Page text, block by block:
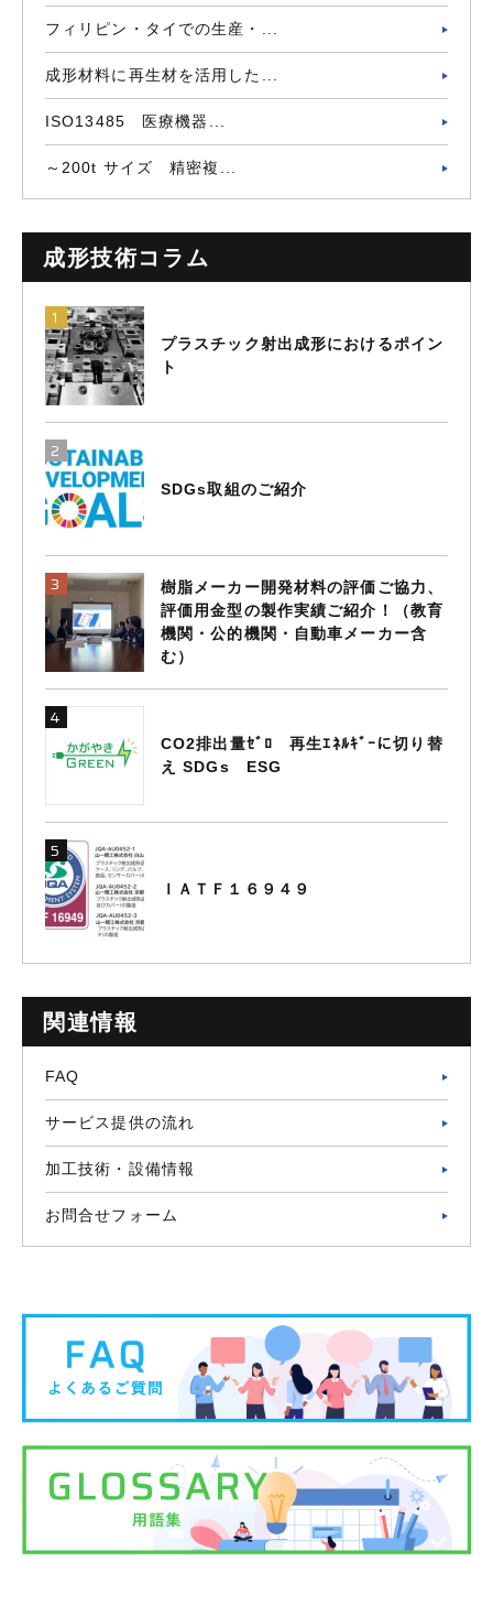
フィリピン・タイでの生産・...
成形材料に再生材を活用した...
ISO13485 医療機器...
～200t サイズ 精密複...
成形技術コラム
プラスチック射出成形におけるポイン
ト
SDGs取組のご紹介
樹脂メーカー開発材料の評価ご協力、
評価用金型の製作実績ご紹介！（教育
機関・公的機関・自動車メーカー含
む）
CO2排出量ｾﾞﾛ 再生ｴﾈﾙｷﾞｰに切り替
え SDGs ESG
ＩＡＴＦ１６９４９
関連情報
FAQ
サービス提供の流れ
加工技術・設備情報
お問合せフォーム